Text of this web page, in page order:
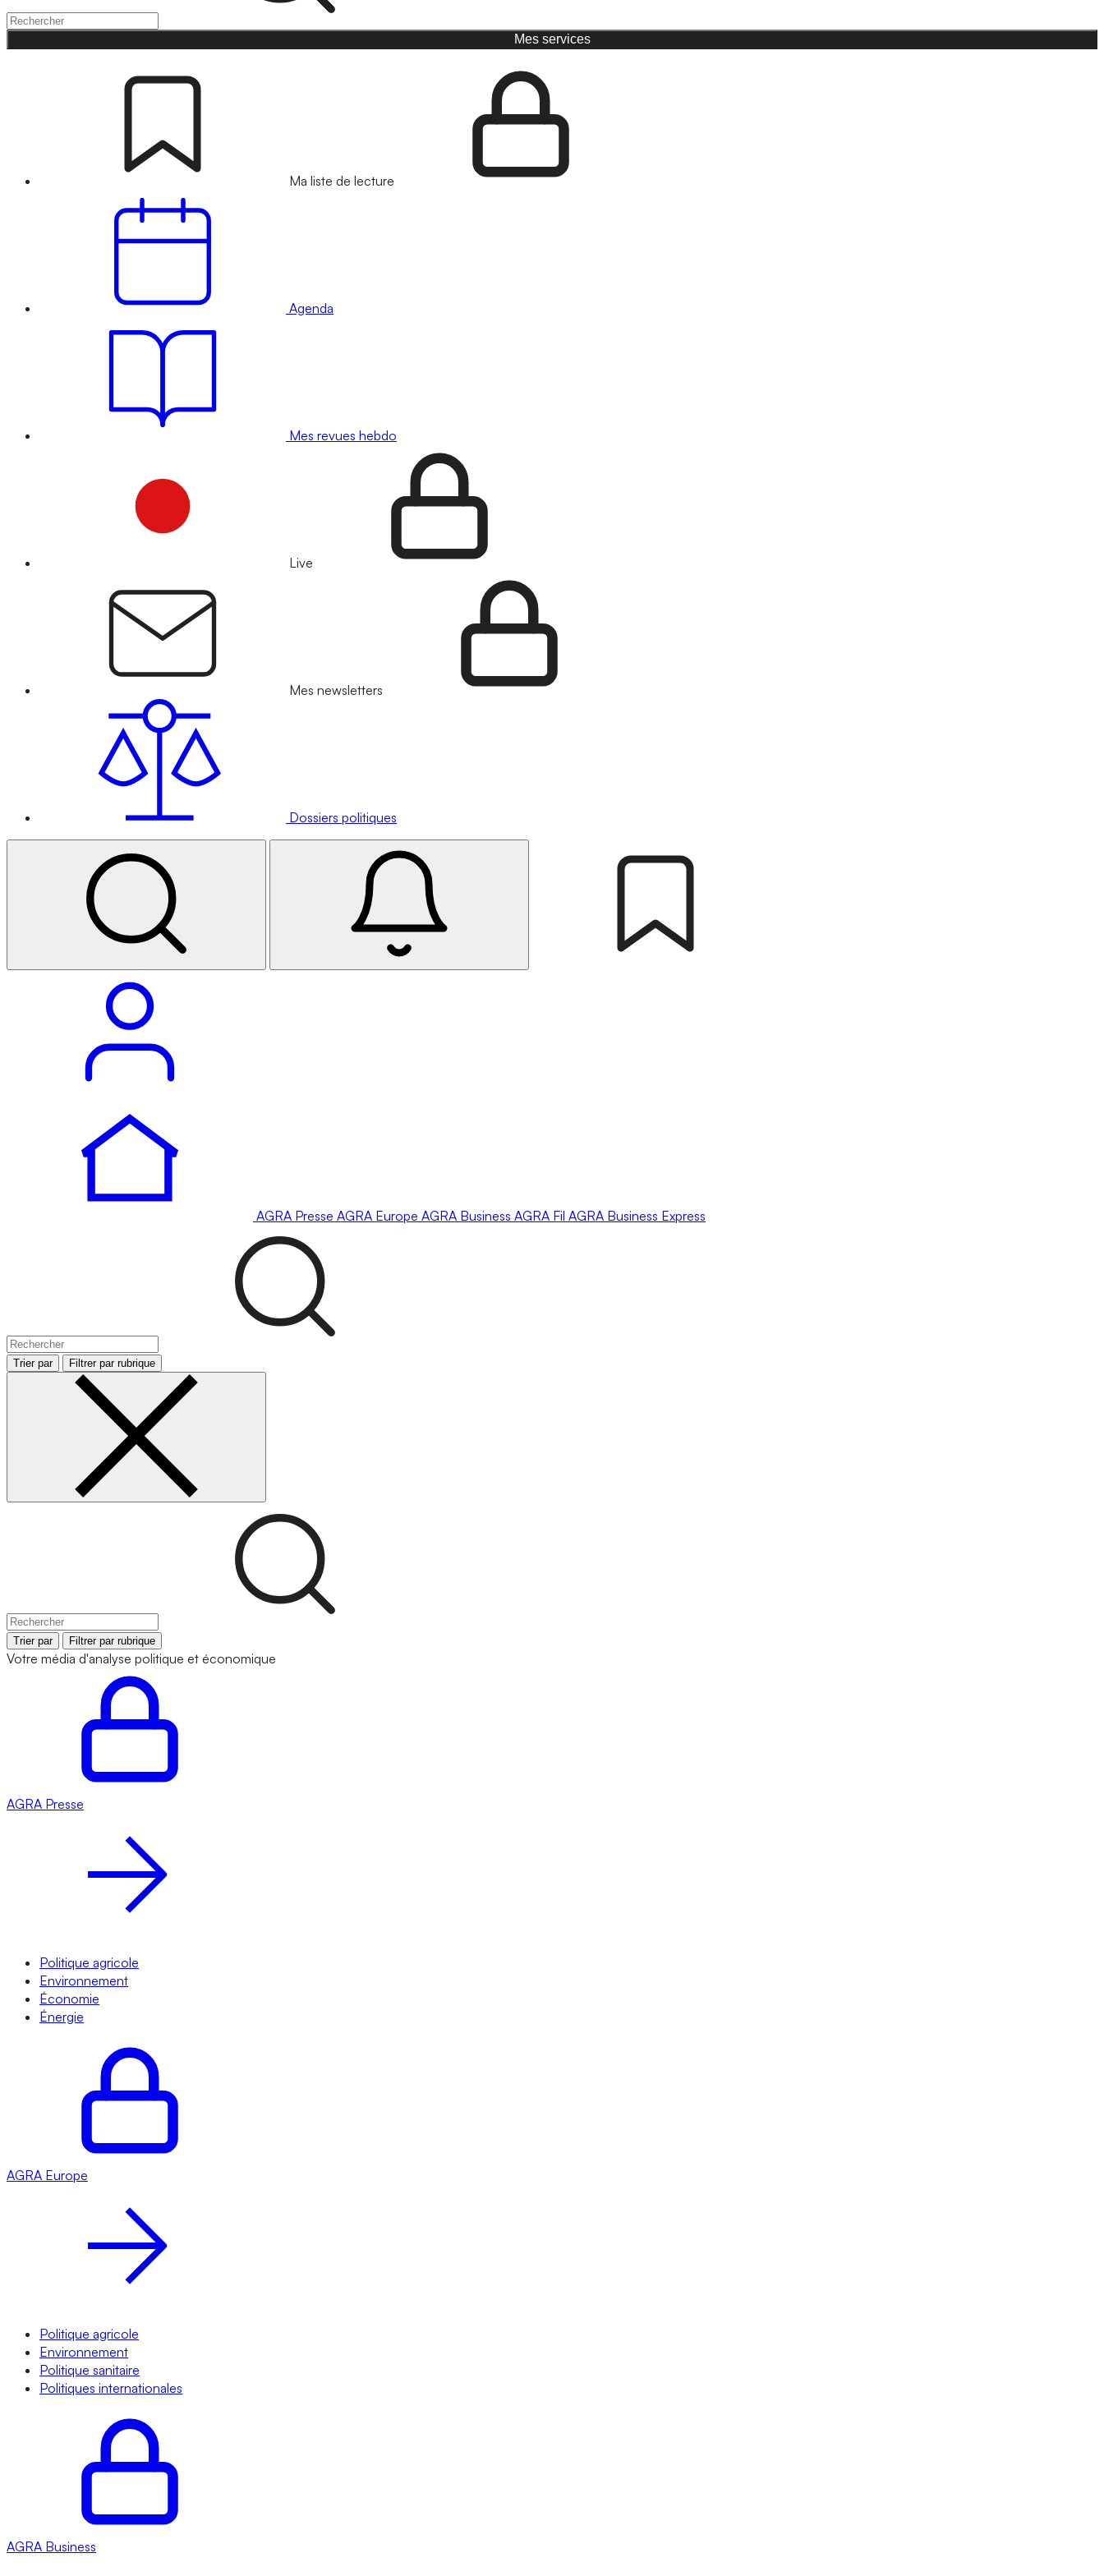
Mes services
Ma liste de lecture
Agenda
Mes revues hebdo
Live
Mes newsletters
Dossiers politiques
AGRA Presse AGRA Europe AGRA Business AGRA Fil AGRA Business Express
Trier par Filtrer par rubrique
Trier par Filtrer par rubrique
Votre média d'analyse politique et économique
AGRA Presse
Politique agricole
Environnement
Économie
Énergie
AGRA Europe
Politique agricole
Environnement
Politique sanitaire
Politiques internationales
AGRA Business